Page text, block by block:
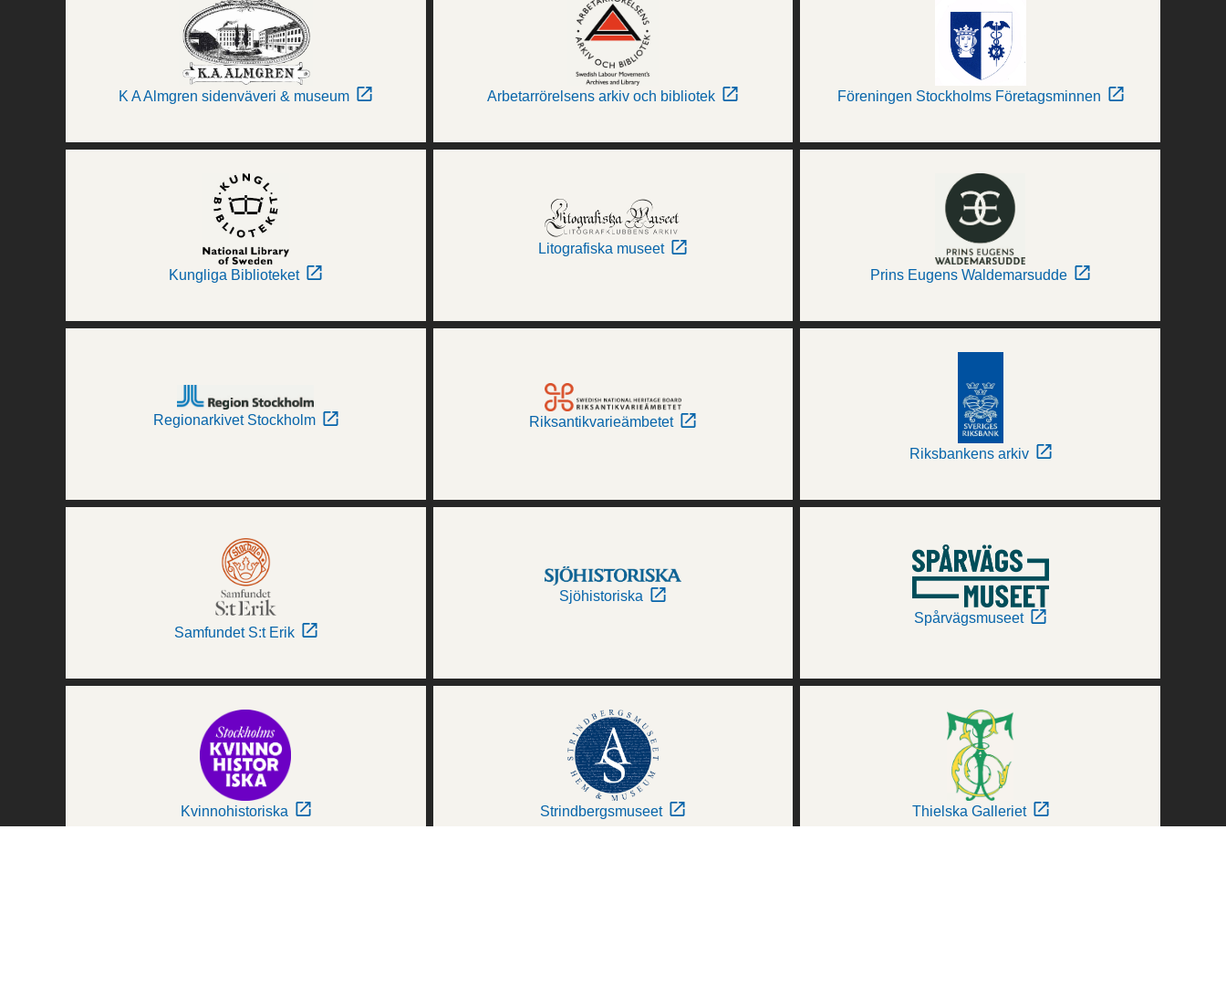
K A Almgren sidenväveri & museum Arbetarrörelsens arkiv och bibliotek Föreningen Stockholms Företagsminnen
Kungliga Biblioteket
Litografiska museet
Prins Eugens Waldemarsudde
Regionarkivet Stockholm Riksantikvarieämbetet
Riksbankens arkiv
Samfundet S:t Erik
Sjöhistoriska
Spårvägsmuseet
Kvinnohistoriska Strindbergsmuseet Thielska Galleriet